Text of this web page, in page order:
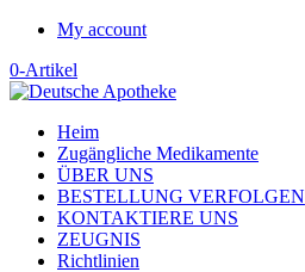
My account
0-Artikel
Heim
Zugängliche Medikamente
ÜBER UNS
BESTELLUNG VERFOLGEN
KONTAKTIERE UNS
ZEUGNIS
Richtlinien